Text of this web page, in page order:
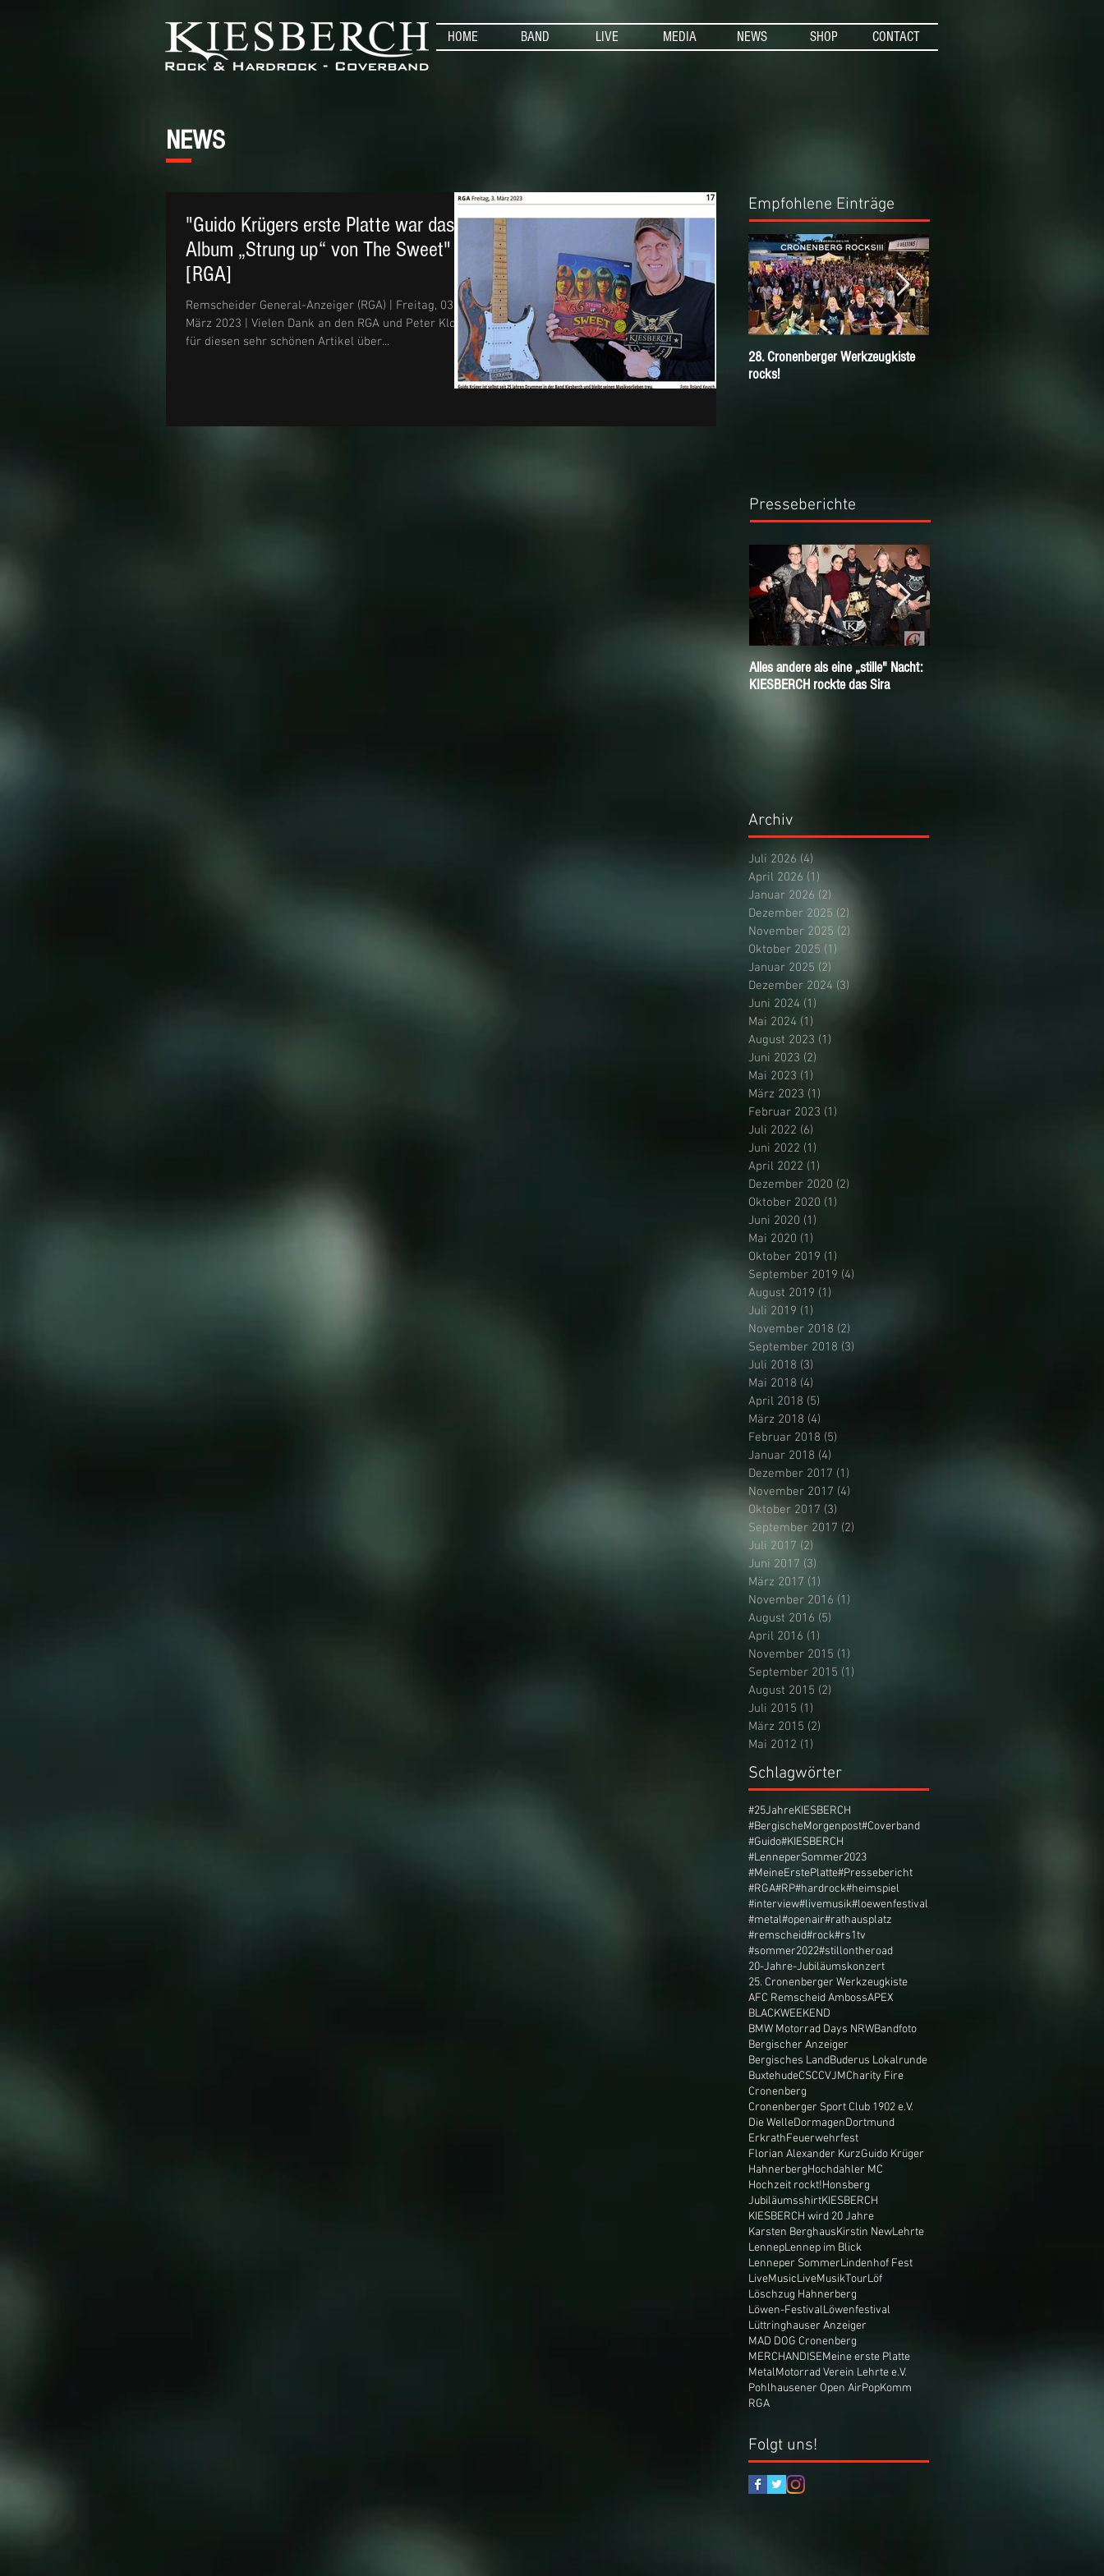
HOME BAND LIVE MEDIA NEWS SHOP CONTACT
NEWS
"Guido Krügers erste Platte war das
Album „Strung up“ von The Sweet"
[RGA]
Remscheider General-Anzeiger (RGA) | Freitag, 03.
März 2023 | Vielen Dank an den RGA und Peter Klohs
für diesen sehr schönen Artikel über...
Empfohlene Einträge
28. Cronenberger Werkzeugkiste
rocks!
Presseberichte
Alles andere als eine „stille" Nacht:
KIESBERCH rockte das Sira
Archiv
Juli 2026 (4)
April 2026 (1)
Januar 2026 (2)
Dezember 2025 (2)
November 2025 (2)
Oktober 2025 (1)
Januar 2025 (2)
Dezember 2024 (3)
Juni 2024 (1)
Mai 2024 (1)
August 2023 (1)
Juni 2023 (2)
Mai 2023 (1)
März 2023 (1)
Februar 2023 (1)
Juli 2022 (6)
Juni 2022 (1)
April 2022 (1)
Dezember 2020 (2)
Oktober 2020 (1)
Juni 2020 (1)
Mai 2020 (1)
Oktober 2019 (1)
September 2019 (4)
August 2019 (1)
Juli 2019 (1)
November 2018 (2)
September 2018 (3)
Juli 2018 (3)
Mai 2018 (4)
April 2018 (5)
März 2018 (4)
Februar 2018 (5)
Januar 2018 (4)
Dezember 2017 (1)
November 2017 (4)
Oktober 2017 (3)
September 2017 (2)
Juli 2017 (2)
Juni 2017 (3)
März 2017 (1)
November 2016 (1)
August 2016 (5)
April 2016 (1)
November 2015 (1)
September 2015 (1)
August 2015 (2)
Juli 2015 (1)
März 2015 (2)
Mai 2012 (1)
Schlagwörter
#25JahreKIESBERCH
#BergischeMorgenpost#Coverband
#Guido#KIESBERCH
#LenneperSommer2023
#MeineErstePlatte#Pressebericht
#RGA#RP#hardrock#heimspiel
#interview#livemusik#loewenfestival
#metal#openair#rathausplatz
#remscheid#rock#rs1tv
#sommer2022#stillontheroad
20-Jahre-Jubiläumskonzert
25. Cronenberger Werkzeugkiste
AFC Remscheid AmbossAPEX
BLACKWEEKEND
BMW Motorrad Days NRWBandfoto
Bergischer Anzeiger
Bergisches LandBuderus Lokalrunde
BuxtehudeCSCCVJMCharity Fire
Cronenberg
Cronenberger Sport Club 1902 e.V.
Die WelleDormagenDortmund
ErkrathFeuerwehrfest
Florian Alexander KurzGuido Krüger
HahnerbergHochdahler MC
Hochzeit rockt!Honsberg
JubiläumsshirtKIESBERCH
KIESBERCH wird 20 Jahre
Karsten BerghausKirstin NewLehrte
LennepLennep im Blick
Lenneper SommerLindenhof Fest
LiveMusicLiveMusikTourLöf
Löschzug Hahnerberg
Löwen-FestivalLöwenfestival
Lüttringhauser Anzeiger
MAD DOG Cronenberg
MERCHANDISEMeine erste Platte
MetalMotorrad Verein Lehrte e.V.
Pohlhausener Open AirPopKomm
RGA
Folgt uns!